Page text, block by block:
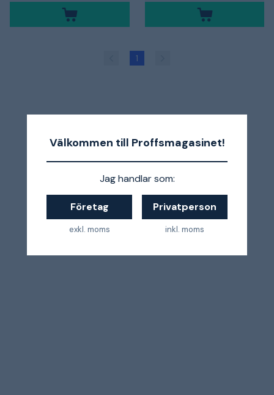
Välkommen till Proffsmagasinet!
Jag handlar som:
Företag
exkl. moms
Privatperson
inkl. moms
1